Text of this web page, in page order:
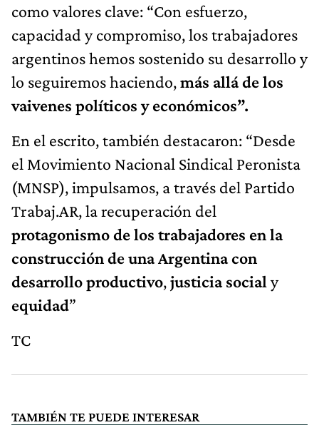
como valores clave: “Con esfuerzo,
capacidad y compromiso, los trabajadores
argentinos hemos sostenido su desarrollo y
lo seguiremos haciendo,más allá de los
vaivenes políticos y económicos”.
En el escrito, también destacaron: “Desde
el Movimiento Nacional Sindical Peronista
(MNSP), impulsamos, a través del Partido
Trabaj.AR, la recuperación del
protagonismo de los trabajadores en la
construcción de una Argentina con
desarrollo productivo,justicia social y
equidad”
TC
TAMBIÉN TE PUEDE INTERESAR